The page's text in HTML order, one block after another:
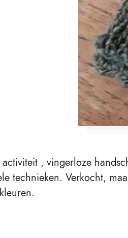
, vingerloze
technieken. Verkocht,